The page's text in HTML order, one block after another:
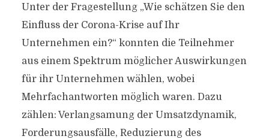
Unter der Fragestellung „Wie schätzen Sie den
Einfluss der Corona-Krise auf Ihr
Unternehmen ein?“ konnten die Teilnehmer
aus einem Spektrum möglicher Auswirkungen
für ihr Unternehmen wählen, wobei
Mehrfachantworten möglich waren. Dazu
zählen: Verlangsamung der Umsatzdynamik,
Forderungsausfälle, Reduzierung des